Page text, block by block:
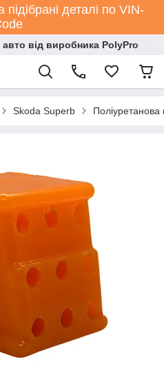
деталі по VIN-
від виробника PolyPro
Skoda Superb